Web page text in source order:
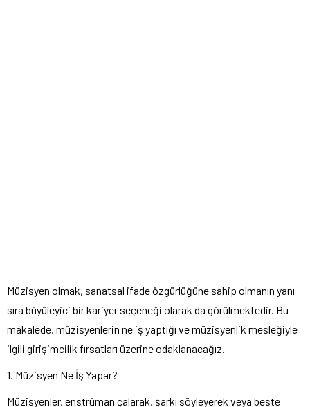
Müzisyen olmak, sanatsal ifade özgürlüğüne sahip olmanın yanı
sıra büyüleyici bir kariyer seçeneği olarak da görülmektedir. Bu
makalede, müzisyenlerin ne iş yaptığı ve müzisyenlik mesleğiyle
ilgili girişimcilik fırsatları üzerine odaklanacağız.
1. Müzisyen Ne İş Yapar?
Müzisyenler, enstrüman çalarak, şarkı söyleyerek veya beste